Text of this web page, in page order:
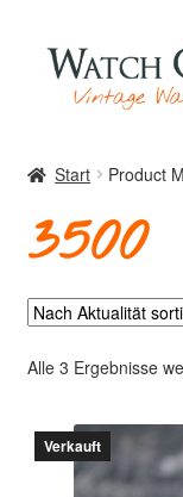
Zur
Navigation
springen
Zum
Inhalt
springen
Uhren
Archiv
Start Product
3500
Alle 3 Ergebnisse
Verkauft